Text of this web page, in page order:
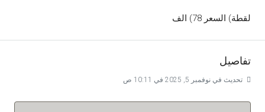
لقطة) السعر 78) الف
تفاصيل
تحديث في نوفمبر 5, 2025 في 10:11 ص